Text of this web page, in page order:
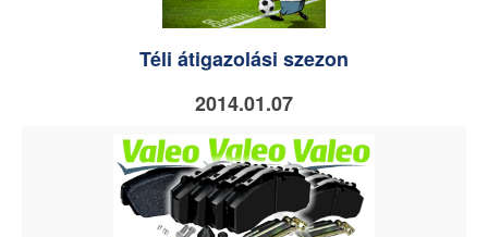
Téli átigazolási szezon
2014.01.07